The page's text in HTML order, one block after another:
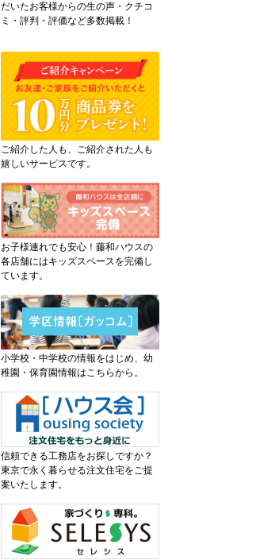
だいたお客様からの生の声・クチコ
ミ・評判・評価など多数掲載！
ご紹介した人も、ご紹介された人も
嬉しいサービスです。
お子様連れでも安心！藤和ハウスの
各店舗にはキッズスペースを完備し
ています。
小学校・中学校の情報をはじめ、幼
稚園・保育園情報はこちらから。
信頼できる工務店をお探しですか？
東京で永く暮らせる注文住宅をご提
案いたします。